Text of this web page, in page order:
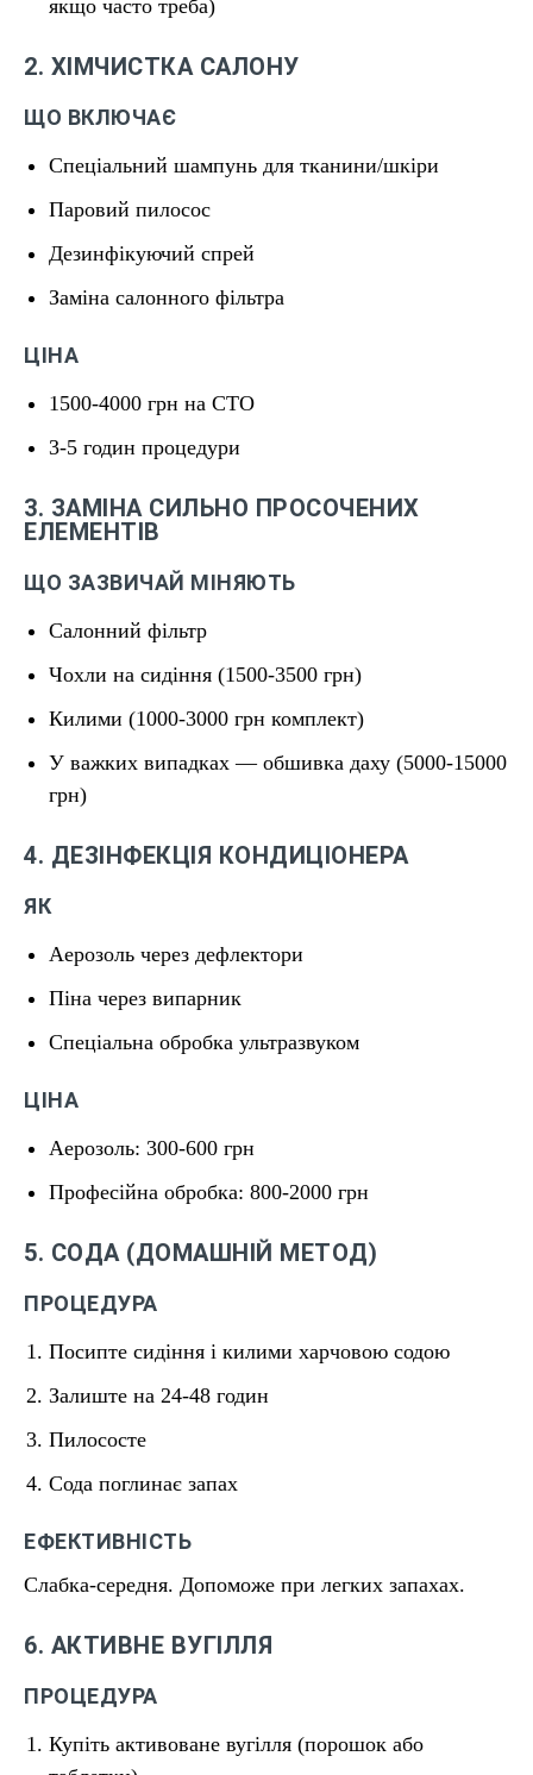
якщо часто треба)
2. ХІМЧИСТКА САЛОНУ
ЩО ВКЛЮЧАЄ
Спеціальний шампунь для тканини/шкіри
Паровий пилосос
Дезинфікуючий спрей
Заміна салонного фільтра
ЦІНА
1500-4000 грн на СТО
3-5 годин процедури
3. ЗАМІНА СИЛЬНО ПРОСОЧЕНИХ
ЕЛЕМЕНТІВ
ЩО ЗАЗВИЧАЙ МІНЯЮТЬ
Салонний фільтр
Чохли на сидіння (1500-3500 грн)
Килими (1000-3000 грн комплект)
У важких випадках — обшивка даху (5000-15000
грн)
4. ДЕЗІНФЕКЦІЯ КОНДИЦІОНЕРА
ЯК
Аерозоль через дефлектори
Піна через випарник
Спеціальна обробка ультразвуком
ЦІНА
Аерозоль: 300-600 грн
Професійна обробка: 800-2000 грн
5. СОДА (ДОМАШНІЙ МЕТОД)
ПРОЦЕДУРА
Посипте сидіння і килими харчовою содою
Залиште на 24-48 годин
Пилососте
Сода поглинає запах
ЕФЕКТИВНІСТЬ
Слабка-середня. Допоможе при легких запахах.
6. АКТИВНЕ ВУГІЛЛЯ
ПРОЦЕДУРА
Купіть активоване вугілля (порошок або